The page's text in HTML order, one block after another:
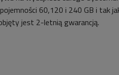
60,120 i 240 GB i tak
jest 2-letnią gwarancją.